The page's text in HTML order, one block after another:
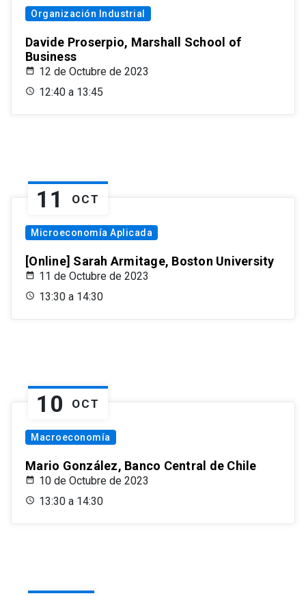
Organización Industrial
Davide Proserpio, Marshall School of
Business
12 de Octubre de 2023
12:40 a 13:45
11 OCT
Microeconomía Aplicada
[Online] Sarah Armitage, Boston University
11 de Octubre de 2023
13:30 a 14:30
10 OCT
Macroeconomía
Mario González, Banco Central de Chile
10 de Octubre de 2023
13:30 a 14:30